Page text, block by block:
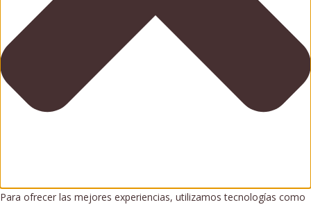
Para ofrecer las mejores experiencias, utilizamos tecnologías como